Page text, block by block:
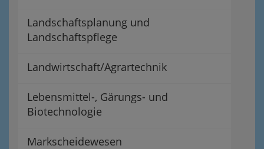
Landschaftsplanung und
Landschaftspflege
Landwirtschaft/Agrartechnik
Lebensmittel-, Gärungs- und
Biotechnologie
Markscheidewesen